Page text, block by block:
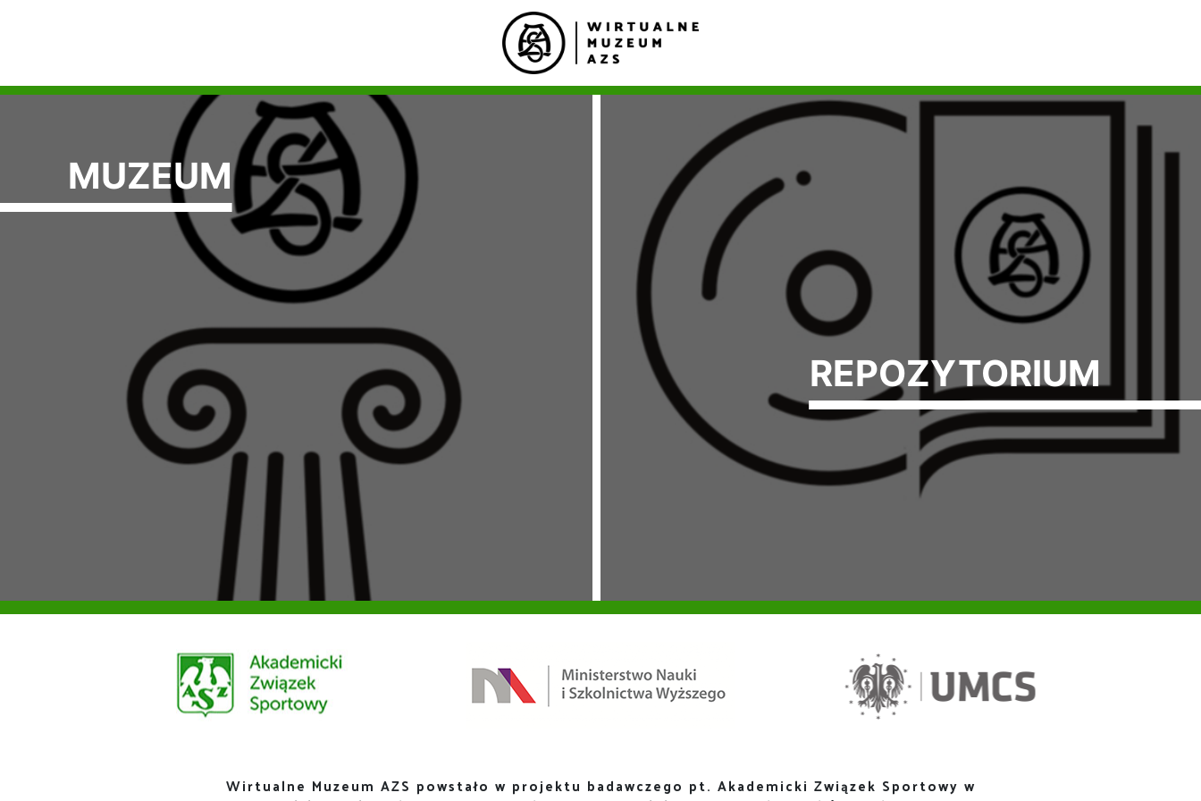
MUZEUM
REPOZYTORIUM
Wirtualne Muzeum AZS powstało w projektu badawczego pt. Akademicki Związek Sportowy w